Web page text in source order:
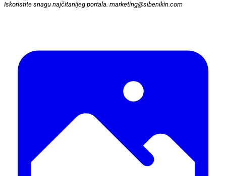
Iskoristite snagu najčitanijeg portala. marketing@sibenikin.com